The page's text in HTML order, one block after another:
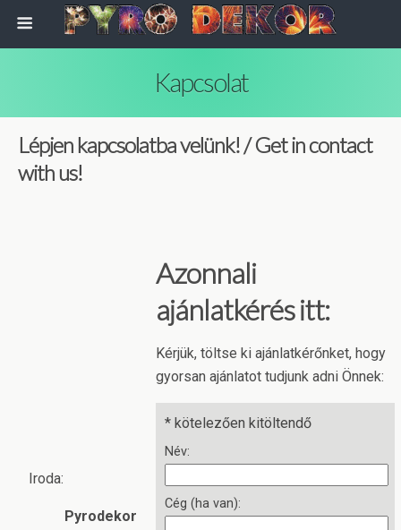
Kapcsolat
Lépjen kapcsolatba velünk! / Get in contact
with us!
Iroda:
Pyrodekor
Azonnali
ajánlatkérés itt:
Kérjük, töltse ki ajánlatkérőnket, hogy
gyorsan ajánlatot tudjunk adni Önnek:
* kötelezően kitöltendő
Név:
Cég (ha van):